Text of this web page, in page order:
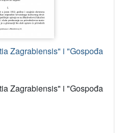
Zagrabiensis" i "Gospođa
Zagrabiensis" i "Gospođa